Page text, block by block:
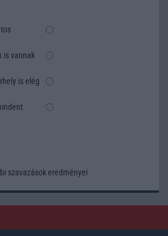
is vannak
is elég
szavazások eredményei